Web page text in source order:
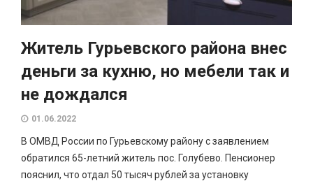
Житель Гурьевского района внес
деньги за кухню, но мебели так и
не дождался
01.06.2022
В ОМВД России по Гурьевскому району с заявлением
обратился 65-летний житель пос. Голубево. Пенсионер
пояснил, что отдал 50 тысяч рублей за установку